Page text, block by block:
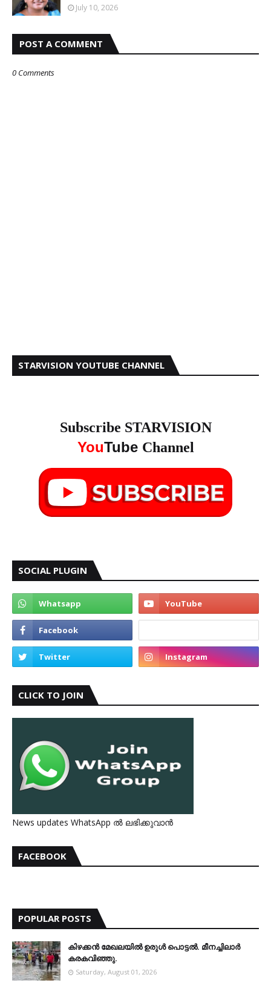
July 10, 2026
POST A COMMENT
0 Comments
STARVISION YOUTUBE CHANNEL
Subscribe STARVISION
YouTube Channel
SOCIAL PLUGIN
CLICK TO JOIN
News updates WhatsApp ൽ ലഭിക്കുവാൻ
FACEBOOK
POPULAR POSTS
കിഴക്കന്‍ മേഖലയില്‍ ഉരുള്‍ പൊട്ടല്‍. മീനച്ചിലാര്‍
കരകവിഞ്ഞു.
Saturday, August 01, 2026